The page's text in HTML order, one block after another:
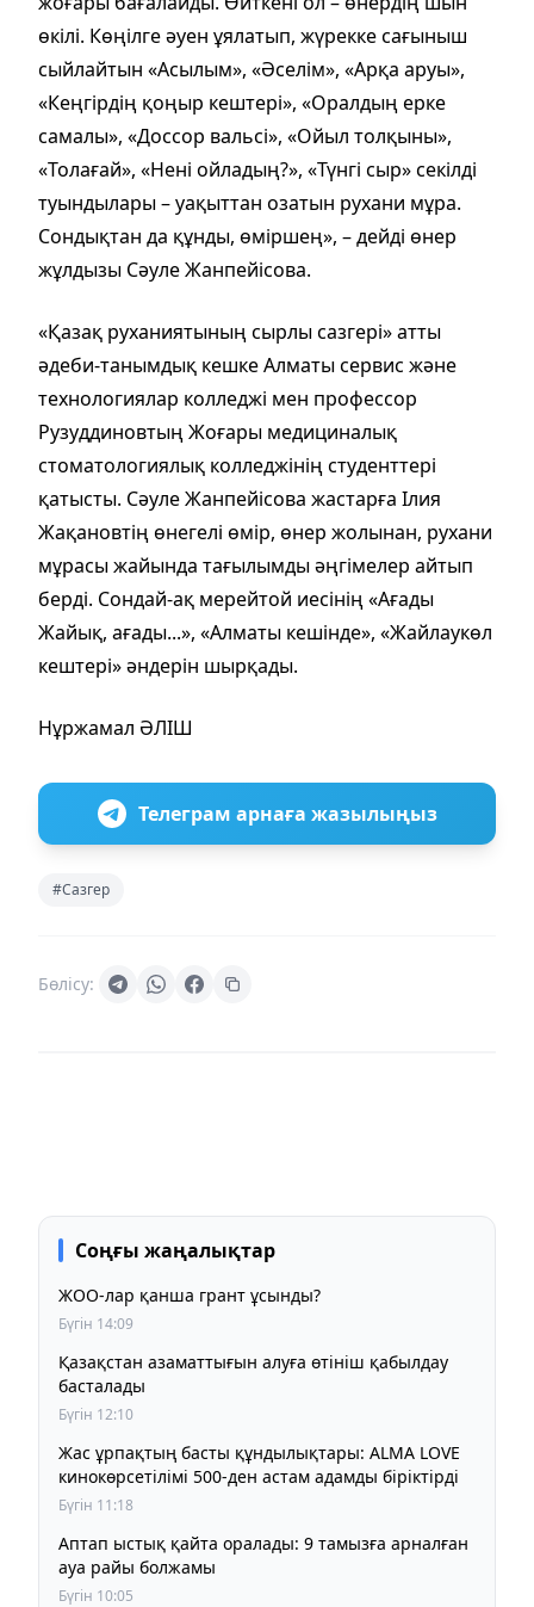
өкілі. Көңілге әуен ұялатып, жүрекке сағыныш
сыйлайтын «Асылым», «Әселім», «Арқа аруы»,
«Кеңгірдің қоңыр кештері», «Оралдың ерке
самалы», «Доссор вальсі», «Ойыл толқыны»,
«Толағай», «Нені ойладың?», «Түнгі сыр» секілді
туындылары – уақыттан озатын рухани мұра.
Сондықтан да құнды, өміршең», – дейді өнер
жұлдызы Сәуле Жанпейісова.
«Қазақ руханиятының сырлы сазгері» атты
әдеби-танымдық кешке Алматы сервис және
технологиялар колледжі мен профессор
Рузуддиновтың Жоғары медициналық
стоматологиялық колледжінің студенттері
қатысты. Сәуле Жанпейісова жастарға Ілия
Жақановтің өнегелі өмір, өнер жолынан, рухани
мұрасы жайында тағылымды әңгімелер айтып
берді. Сондай-ақ мерейтой иесінің «Ағады
Жайық, ағады...», «Алматы кешінде», «Жайлаукөл
кештері» әндерін шырқады.
Нұржамал ӘЛІШ
Телеграм арнаға жазылыңыз
#Сазгер
Бөлісу:
Соңғы жаңалықтар
ЖОО-лар қанша грант ұсынды?
Бүгін 14:09
Қазақстан азаматтығын алуға өтініш қабылдау
басталады
Бүгін 12:10
Жас ұрпақтың басты құндылықтары: ALMA LOVE
кинокөрсетілімі 500-ден астам адамды біріктірді
Бүгін 11:18
Аптап ыстық қайта оралады: 9 тамызға арналған
ауа райы болжамы
Бүгін 10:05